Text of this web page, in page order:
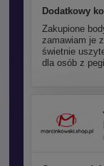
Dodatkowy
Zakupione
zamawiam je
świetnie
dla osób z